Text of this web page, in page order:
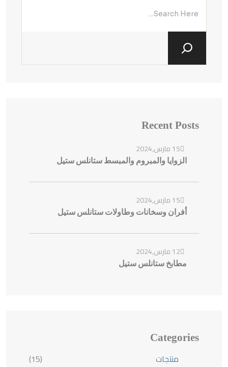
Recent Posts
15 مارس,2024
الزوايا والمبروم والمبسط ستانلس ستيل
15 مارس,2024
أفران وسخانات وطاولات ستانلس ستيل
12 مارس,2024
مطابخ ستانلس ستيل
Categories
منتجات (15)